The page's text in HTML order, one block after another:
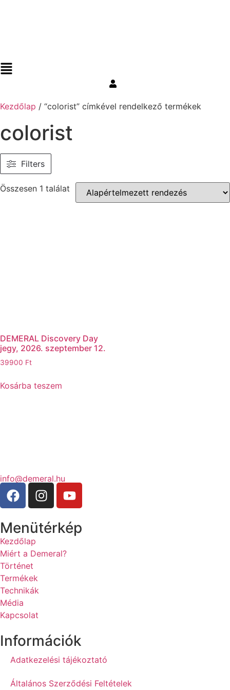
Kezdőlap / “colorist” címkével rendelkező termékek
colorist
Filters
Összesen 1 találat
DEMERAL Discovery Day
jegy, 2026. szeptember 12.
39900 Ft
Kosárba teszem
info@demeral.hu
Menütérkép
Kezdőlap
Miért a Demeral?
Történet
Termékek
Technikák
Média
Kapcsolat
Információk
Adatkezelési tájékoztató
Általános Szerződési Feltételek